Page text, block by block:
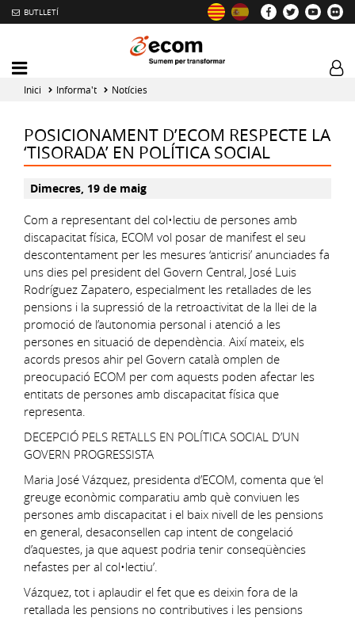
BUTLLETÍ
Mobile
menu
toggler
Inici Informa't Notícies
POSICIONAMENT D’ECOM RESPECTE LA
‘TISORADA’ EN POLÍTICA SOCIAL
Dimecres, 19 de maig
Com a representant del col•lectiu de persones amb
discapacitat física, ECOM vol posar de manifest el seu
descontentament per les mesures ‘anticrisi’ anunciades fa
uns dies pel president del Govern Central, José Luis
Rodríguez Zapatero, especialment les retallades de les
pensions i la supressió de la retroactivitat de la llei de la
promoció de l’autonomia personal i atenció a les
persones en situació de dependència. Així mateix, els
acords presos ahir pel Govern català omplen de
preocupació ECOM per com aquests poden afectar les
entitats de persones amb discapacitat física que
representa.
DECEPCIÓ PELS RETALLS EN POLÍTICA SOCIAL D’UN
GOVERN PROGRESSISTA
Maria José Vázquez, presidenta d’ECOM, comenta que ‘el
greuge econòmic comparatiu amb què conviuen les
persones amb discapacitat i el baix nivell de les pensions
en general, desaconsellen cap intent de congelació
d’aquestes, ja que aquest podria tenir conseqüències
nefastes per al col•lectiu’.
Vázquez, tot i aplaudir el fet que es deixin fora de la
retallada les pensions no contributives i les pensions